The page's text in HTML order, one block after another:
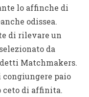
lo affinche di
odissea.
di rilevare un
da
Matchmakers.
congiungere paio
ceto di affinita.